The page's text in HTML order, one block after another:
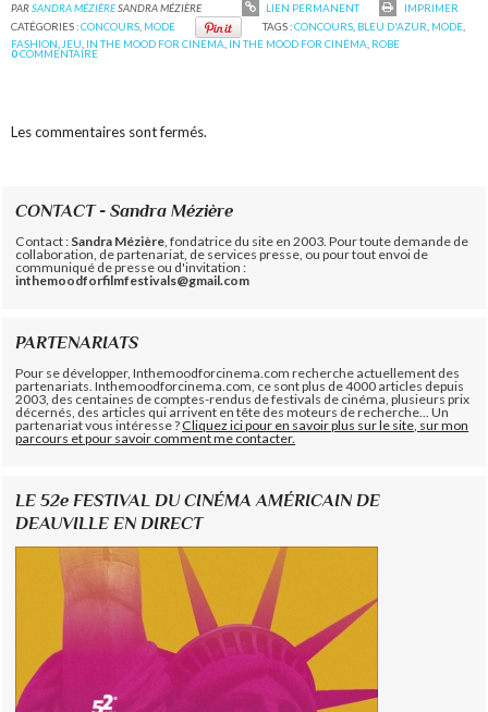
PARSANDRA MÉZIÈRESANDRA MÉZIÈRE LIEN PERMANENT
IMPRIMER
CATÉGORIES :CONCOURS MODE TAGS :CONCOURS, BLEU D'AZUR MODE,
FASHION JEU IN THE MOOD FOR CINEMA IN THE MOOD FOR CINÉMA ROBE
0COMMENTAIRE
Les commentaires sont fermés.
CONTACT - Sandra Mézière
Contact : Sandra Mézière , fondatrice du site en 2003. Pour toute demande de
collaboration, de partenariat, de services presse, ou pour tout envoi de
communiqué de presse ou d'invitation :
inthemoodforfilmfestivals@gmail.com
PARTENARIATS
Pour se développer, Inthemoodforcinema.com recherche actuellement des
partenariats. Inthemoodforcinema.com, ce sont plus de 4000 articles depuis
2003, des centaines de comptes-rendus de festivals de cinéma, plusieurs prix
décernés, des articles qui arrivent en tête des moteurs de recherche... Un
partenariat vous intéresse ?Cliquez ici pour en savoir plus sur le site, sur mon
parcours et pour savoir comment me contacter.
LE 52e FESTIVAL DU CINÉMA AMÉRICAIN DE
DEAUVILLE EN DIRECT